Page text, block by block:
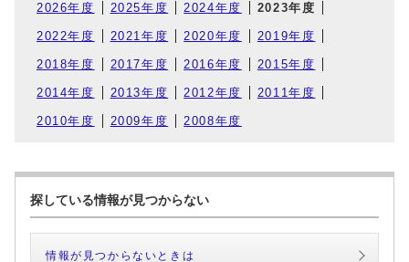
2026年度 2025年度 2024年度 2023年度
2022年度 2021年度 2020年度 2019年度
2018年度 2017年度 2016年度 2015年度
2014年度 2013年度 2012年度 2011年度
2010年度 2009年度 2008年度
探している情報が見つからない
情報が見つからないときは